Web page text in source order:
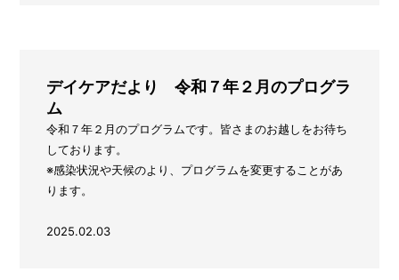
デイケアだより 令和７年２月のプログラ
ム
令和７年２月のプログラムです。皆さまのお越しをお待ち
しております。
※感染状況や天候のより、プログラムを変更することがあ
ります。
2025.02.03